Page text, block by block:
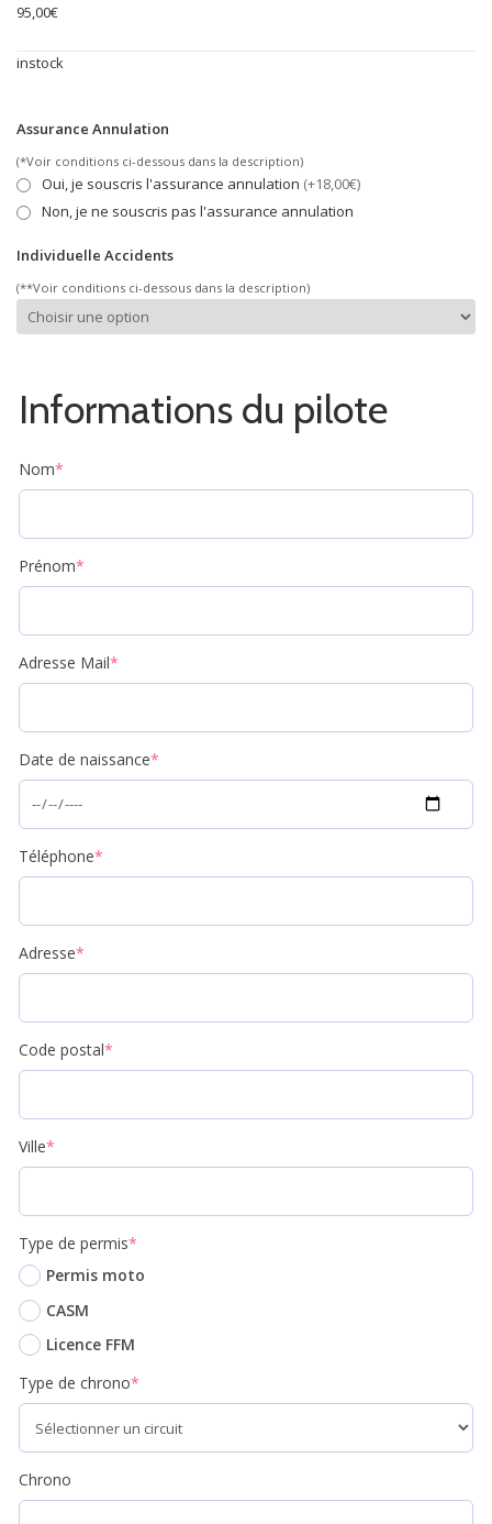
95,00€
instock
Assurance Annulation
(*Voir conditions ci-dessous dans la description)
Oui, je souscris l'assurance annulation (+18,00€)
Non, je ne souscris pas l'assurance annulation
Individuelle Accidents
(**Voir conditions ci-dessous dans la description)
Informations du pilote
Nom*
Prénom*
Adresse Mail*
Date de naissance*
Téléphone*
Adresse*
Code postal*
Ville*
Type de permis*
Permis moto
CASM
Licence FFM
Type de chrono*
Chrono